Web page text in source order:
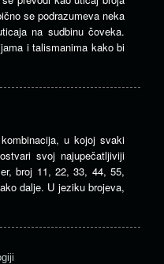
se podrazumeva neka
na sudbinu čoveka.
i talismanima kako bi
u kojoj svaki
svoj najupečatljiviji
broj 11, 22, 33, 44, 55,
dalje. U jeziku brojeva,